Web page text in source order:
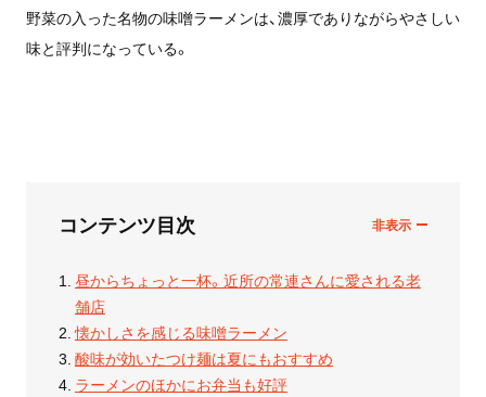
野菜の入った名物の味噌ラーメンは、濃厚でありながらやさしい
味と評判になっている。
コンテンツ目次
昼からちょっと一杯。近所の常連さんに愛される老
舗店
懐かしさを感じる味噌ラーメン
酸味が効いたつけ麺は夏にもおすすめ
ラーメンのほかにお弁当も好評